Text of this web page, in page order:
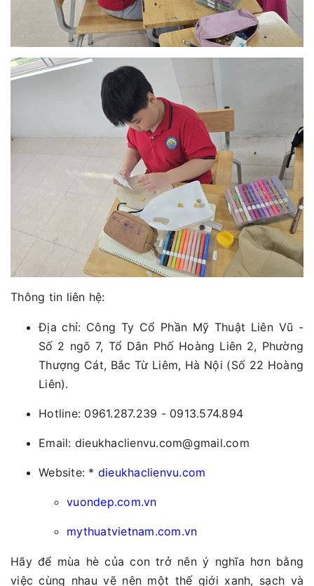
Thông tin liên hệ:
Địa chỉ: Công Ty Cổ Phần Mỹ Thuật Liên Vũ -
Số 2 ngõ 7, Tổ Dân Phố Hoàng Liên 2, Phường
Thượng Cát, Bắc Từ Liêm, Hà Nội (Số 22 Hoàng
Liên).
Hotline: 0961.287.239 - 0913.574.894
Email: dieukhaclienvu.com@gmail.com
Website: * dieukhaclienvu.com
vuondep.com.vn
mythuatvietnam.com.vn
Hãy để mùa hè của con trở nên ý nghĩa hơn bằng
việc cùng nhau vẽ nên một thế giới xanh, sạch và